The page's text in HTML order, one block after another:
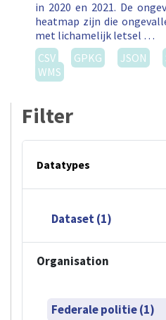
in 2020 en 2021. De
heatmap zijn die
met lichamelijk letsel …
CSV
GPKG JSON
WMS
Filter
Datatypes
Dataset (1)
Organisation
Federale politie (1)